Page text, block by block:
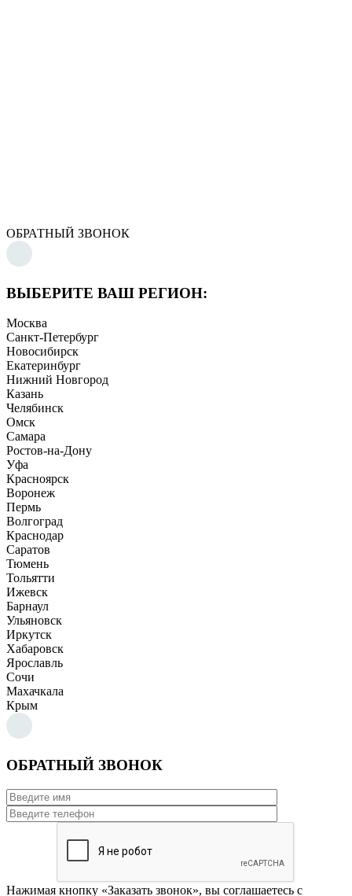
ОБРАТНЫЙ ЗВОНОК
ВЫБЕРИТЕ ВАШ РЕГИОН:
Москва
Санкт-Петербург
Новосибирск
Екатеринбург
Нижний Новгород
Казань
Челябинск
Омск
Самара
Ростов-на-Дону
Уфа
Красноярск
Воронеж
Пермь
Волгоград
Краснодар
Саратов
Тюмень
Тольятти
Ижевск
Барнаул
Ульяновск
Иркутск
Хабаровск
Ярославль
Сочи
Махачкала
Крым
ОБРАТНЫЙ ЗВОНОК
Нажимая кнопку «Заказать звонок», вы соглашаетесь с